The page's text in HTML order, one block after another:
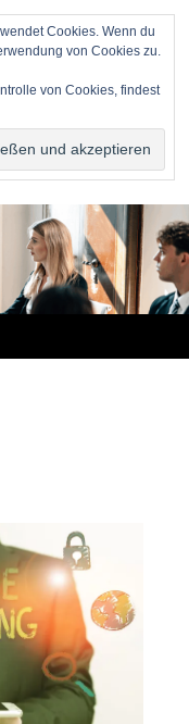
KANZLEI FÜR IP,
Cookies. Wenn du
von Cookies zu.
von Cookies, findest